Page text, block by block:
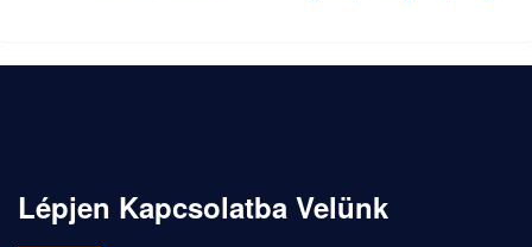
Lépjen Kapcsolatba Velünk